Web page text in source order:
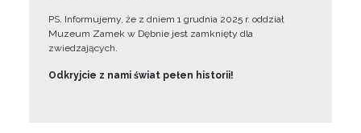
PS. Informujemy, że z dniem 1 grudnia 2025 r. oddział
Muzeum Zamek w Dębnie jest zamknięty dla
zwiedzających.
Odkryjcie z nami świat pełen historii!